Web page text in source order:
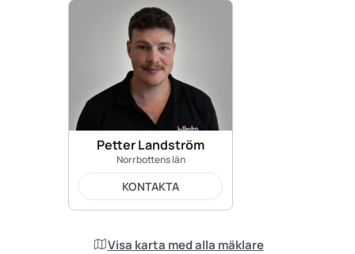
Visa karta med alla mäklare
Petter Landström
Norrbottens län
KONTAKTA